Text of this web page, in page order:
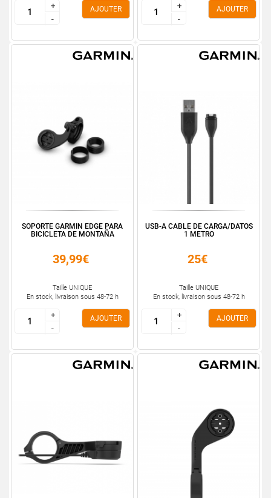
+
-
+
-
AJOUTER
+
-
+
-
AJOUTER
SOPORTE GARMIN EDGE PARA
BICICLETA DE MONTAÑA
39,99€
Taille UNIQUE
En stock, livraison sous 48-72 h
+
-
+
-
AJOUTER
USB-A CABLE DE CARGA/DATOS
1 METRO
25€
Taille UNIQUE
En stock, livraison sous 48-72 h
+
-
+
-
AJOUTER